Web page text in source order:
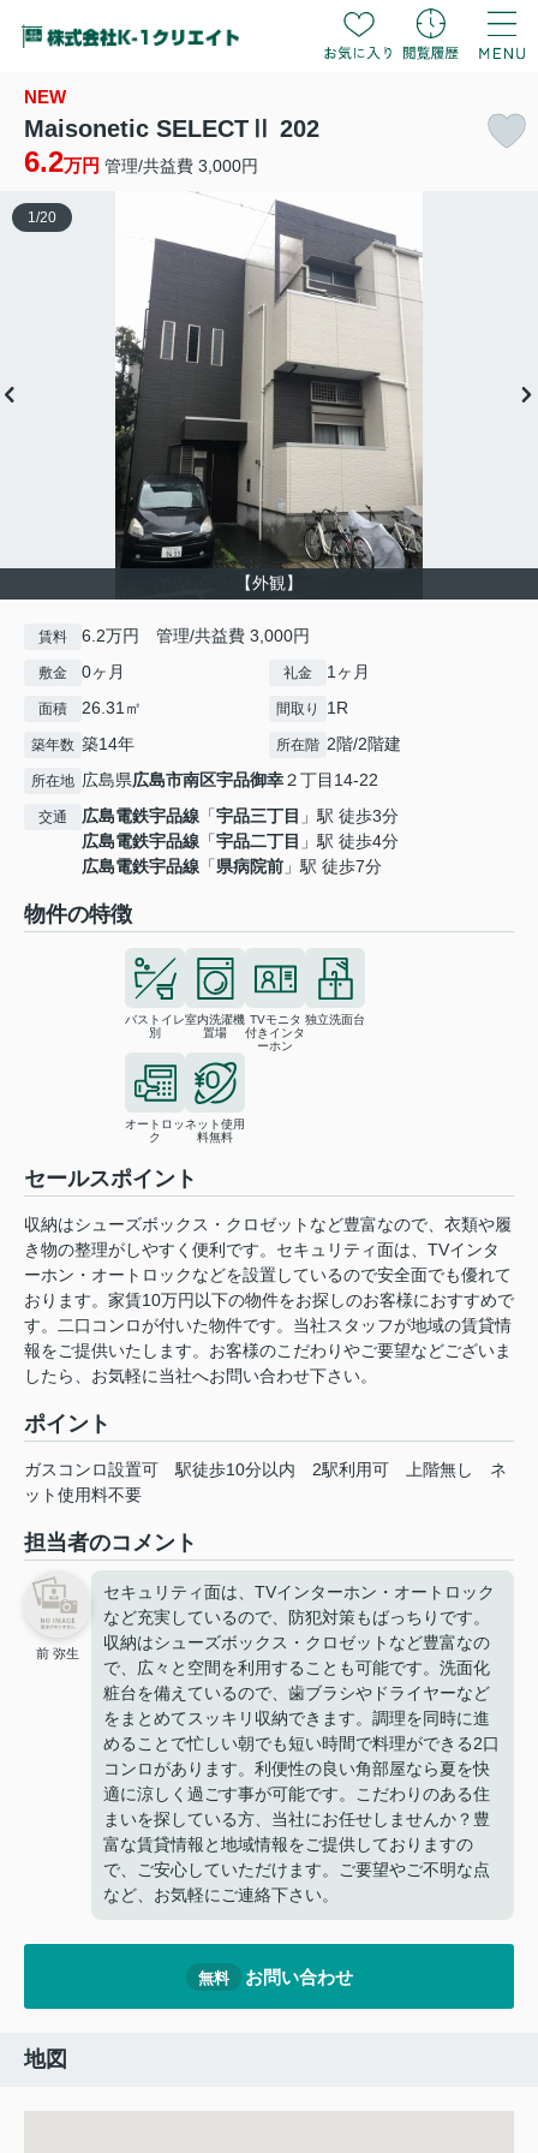
NEW
Maisonetic SELECTⅡ 202
6.2万円 管理/共益費 3,000円
【外観】
1 /20
賃料 6.2万円 管理/共益費 3,000円
敷金 0ヶ月 礼金 1ヶ月
面積 26.31㎡ 間取り 1R
築年数 築14年 所在階 2階/2階建
所在地 広島県広島市南区宇品御幸２丁目14-22
交通 広島電鉄宇品線 「宇品三丁目 」駅 徒歩3分
広島電鉄宇品線 「宇品二丁目 」駅 徒歩4分
広島電鉄宇品線 「県病院前 」駅 徒歩7分
物件の特徴
バストイレ
別
室内洗濯機
置場
TVモニタ
付きインタ
ーホン
独立洗面台
オートロッ
ク
ネット使用
料無料
セールスポイント
収納はシューズボックス・クロゼットなど豊富なので、衣類や履
き物の整理がしやすく便利です。セキュリティ面は、TVインタ
ーホン・オートロックなどを設置しているので安全面でも優れて
おります。家賃10万円以下の物件をお探しのお客様におすすめで
す。二口コンロが付いた物件です。当社スタッフが地域の賃貸情
報をご提供いたします。お客様のこだわりやご要望などございま
したら、お気軽に当社へお問い合わせ下さい。
ポイント
ガスコンロ設置可 駅徒歩10分以内 2駅利用可 上階無し
ネ
ット使用料不要
担当者のコメント
前 弥生
セキュリティ面は、TVインターホン・オートロック
など充実しているので、防犯対策もばっちりです。
収納はシューズボックス・クロゼットなど豊富なの
で、広々と空間を利用することも可能です。洗面化
粧台を備えているので、歯ブラシやドライヤーなど
をまとめてスッキリ収納できます。調理を同時に進
めることで忙しい朝でも短い時間で料理ができる2口
コンロがあります。利便性の良い角部屋なら夏を快
適に涼しく過ごす事が可能です。こだわりのある住
まいを探している方、当社にお任せしませんか？豊
富な賃貸情報と地域情報をご提供しておりますの
で、ご安心していただけます。ご要望やご不明な点
など、お気軽にご連絡下さい。
無料 お問い合わせ
地図